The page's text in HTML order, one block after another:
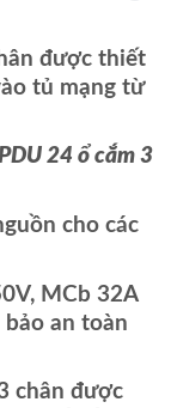
được thiết
tủ mạng từ
24 ổ cắm 3
cho các
MCb 32A
bảo an toàn
chân được